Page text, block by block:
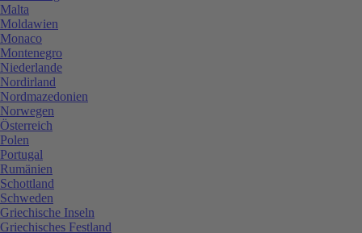
Malta
Moldawien
Monaco
Montenegro
Niederlande
Nordirland
Nordmazedonien
Norwegen
Österreich
Polen
Portugal
Rumänien
Schottland
Schweden
Griechische Inseln
Griechisches Festland